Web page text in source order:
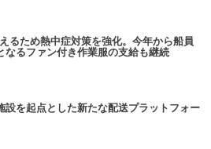
るため熱中症対策を強化。今年から船員
るファン付き作業服の支給も継続
を起点とした新たな配送プラットフォー